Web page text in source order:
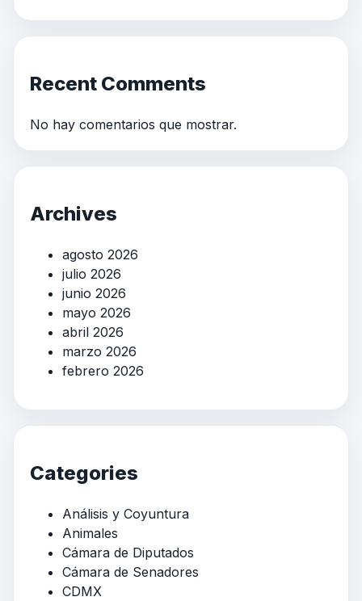
Recent Comments
No hay comentarios que mostrar.
Archives
agosto 2026
julio 2026
junio 2026
mayo 2026
abril 2026
marzo 2026
febrero 2026
Categories
Análisis y Coyuntura
Animales
Cámara de Diputados
Cámara de Senadores
CDMX